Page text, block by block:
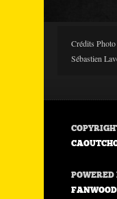
Crédits
Sébastien
FANWOOD